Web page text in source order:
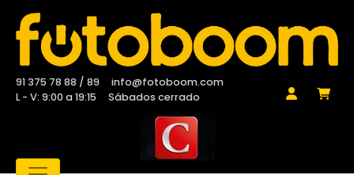
91 375 78 88 / 89
info@fotoboom.com
L - V: 9:00 a 19:15
Sábados cerrado